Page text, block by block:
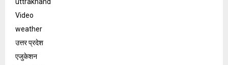
Video
weather
उत्तर प्रदेश
एजुकेशन